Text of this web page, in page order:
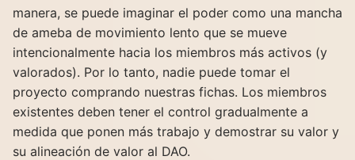
manera, se puede imaginar el poder como una mancha
de ameba de movimiento lento que se mueve
intencionalmente hacia los miembros más activos (y
valorados). Por lo tanto, nadie puede tomar el
proyecto comprando nuestras fichas. Los miembros
existentes deben tener el control gradualmente a
medida que ponen más trabajo y demostrar su valor y
su alineación de valor al DAO.